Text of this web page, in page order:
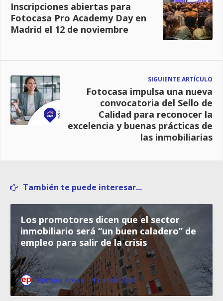
Inscripciones abiertas para
Fotocasa Pro Academy Day en
Madrid el 12 de noviembre
SIGUIENTE ARTÍCULO
Fotocasa impulsa una nueva
convocatoria del Sello de
Calidad para reconocer la
excelencia y buenas prácticas de
las inmobiliarias
También te puede interesar...
Los promotores dicen que el sector
inmobiliario será “un buen caladero” de
empleo para salir de la crisis
Europa Press · 17 abril 2020